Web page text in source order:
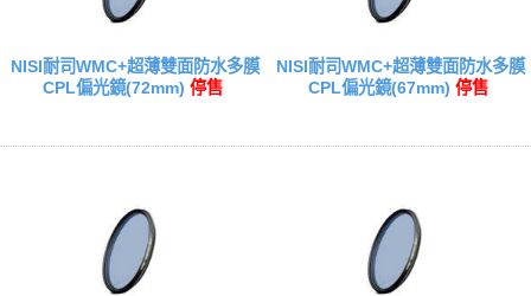
NISI耐司WMC+超薄雙面防水多膜
CPL偏光鏡(72mm) 停售
NISI耐司WMC+超薄雙面防水多膜
CPL偏光鏡(67mm) 停售